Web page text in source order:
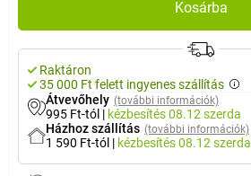
Kosárba
Raktáron
35 000 Ft felett ingyenes szállítás
Átvevőhely (további információk)
995 Ft-tól | kézbesítés08.12 szerda
Házhoz szállítás (további információk)
1 590 Ft-tól | kézbesítés08.12 szerda